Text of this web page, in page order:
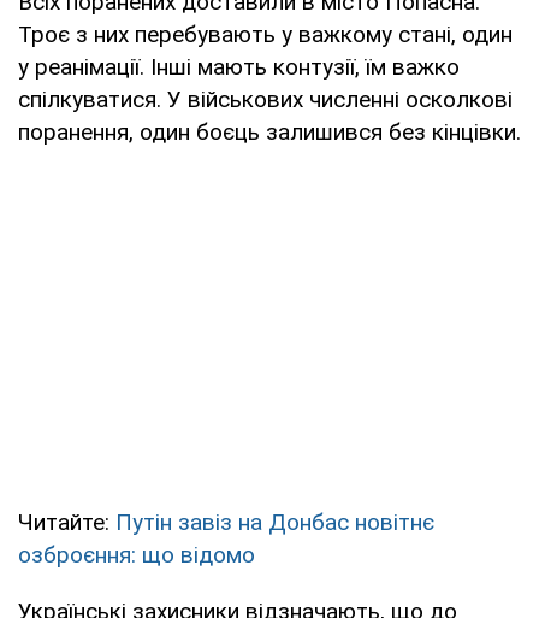
Троє з них перебувають у важкому стані, один
у реанімації. Інші мають контузії, їм важко
спілкуватися. У військових численні осколкові
поранення, один боєць залишився без кінцівки.
Читайте: Путін завіз на Донбас новітнє
озброєння: що відомо
Українські захисники відзначають, що до